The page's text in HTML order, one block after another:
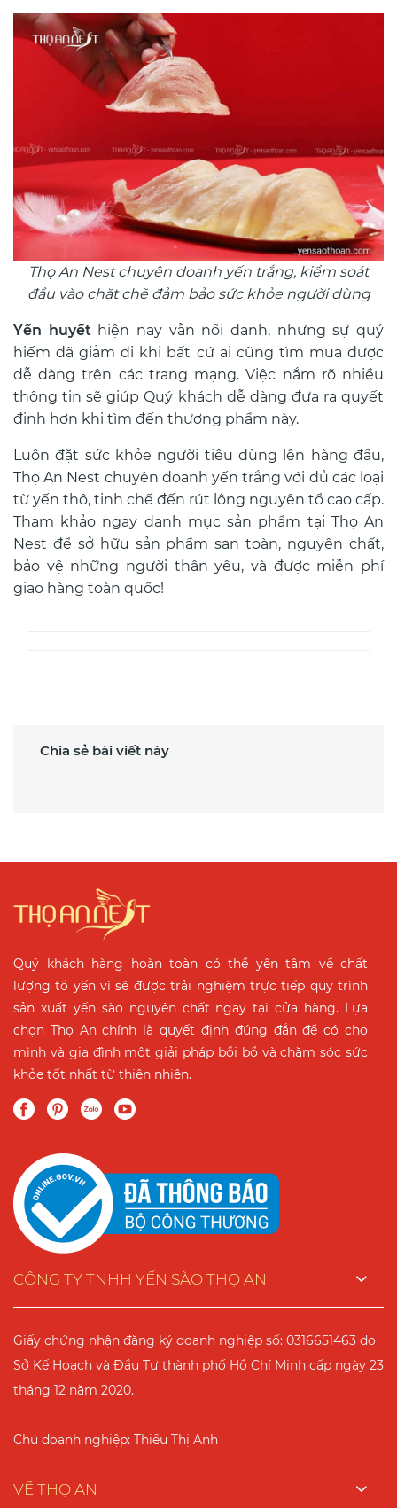
Thọ An Nest chuyên doanh yến trắng, kiểm soát
đầu vào chặt chẽ đảm bảo sức khỏe người dùng
Yến huyếthiện nay vẫn nổi danh, nhưng sự quý
hiếm đã giảm đi khi bất cứ ai cũng tìm mua được
dễ dàng trên các trang mạng. Việc nắm rõ nhiều
thông tin sẽ giúp Quý khách dễ dàng đưa ra quyết
định hơn khi tìm đến thượng phẩm này.
Luôn đặt sức khỏe người tiêu dùng lên hàng đầu,
Thọ An Nest chuyên doanh yến trắng với đủ các loại
từ yến thô, tinh chế đến rút lông nguyên tổ cao cấp.
Tham khảo ngay danh mục sản phẩm tại Thọ An
Nest để sở hữu sản phẩm san toàn, nguyên chất,
bảo vệ những người thân yêu, và được miễn phí
giao hàng toàn quốc!
Chia sẻ bài viết này
Quý khách hàng hoàn toàn có thể yên tâm về chất
lượng tổ yến vì sẽ được trải nghiệm trực tiếp quy trình
sản xuất yến sào nguyên chất ngay tại cửa hàng. Lựa
chọn Thọ An chính là quyết định đúng đắn để có cho
mình và gia đình một giải pháp bồi bổ và chăm sóc sức
khỏe tốt nhất từ thiên nhiên.
CÔNG TY TNHH YẾN SÀO THỌ AN
Giấy chứng nhận đăng ký doanh nghiệp số: 0316651463 do
Sở Kế Hoạch và Đầu Tư thành phố Hồ Chí Minh cấp ngày 23
tháng 12 năm 2020.
Chủ doanh nghiệp: Thiều Thị Anh
VỀ THỌ AN